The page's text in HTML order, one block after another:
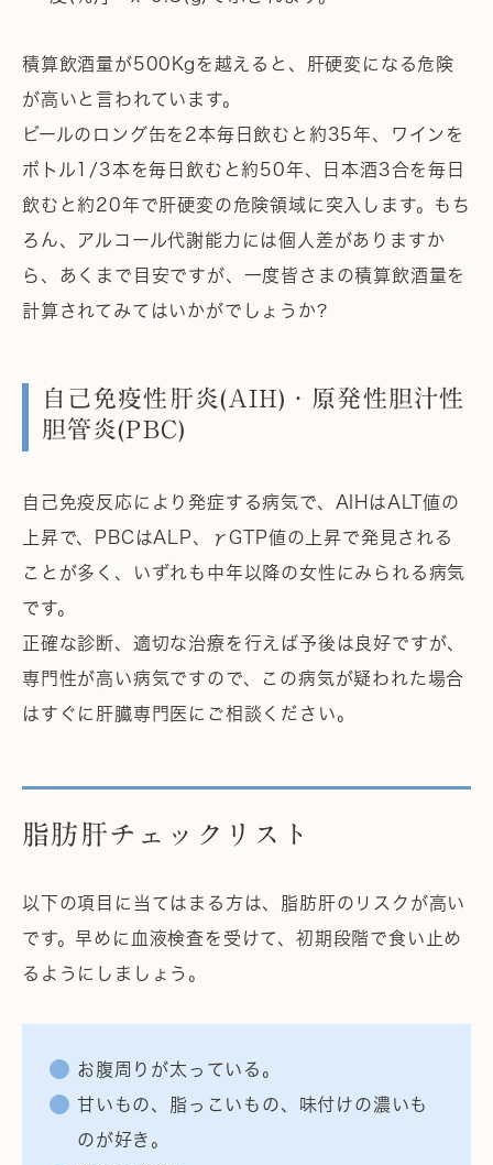
積算飲酒量が500Kgを越えると、肝硬変になる危険
が高いと言われています。
ビールのロング缶を2本毎日飲むと約35年、ワインを
ボトル1/3本を毎日飲むと約50年、日本酒3合を毎日
飲むと約20年で肝硬変の危険領域に突入します。もち
ろん、アルコール代謝能力には個人差がありますか
ら、あくまで目安ですが、一度皆さまの積算飲酒量を
計算されてみてはいかがでしょうか?
自己免疫性肝炎(AIH)・原発性胆汁性
胆管炎(PBC)
自己免疫反応により発症する病気で、AIHはALT値の
上昇で、PBCはALP、γGTP値の上昇で発見される
ことが多く、いずれも中年以降の女性にみられる病気
です。
正確な診断、適切な治療を行えば予後は良好ですが、
専門性が高い病気ですので、この病気が疑われた場合
はすぐに肝臓専門医にご相談ください。
脂肪肝チェックリスト
以下の項目に当てはまる方は、脂肪肝のリスクが高い
です。早めに血液検査を受けて、初期段階で食い止め
るようにしましょう。
お腹周りが太っている。
甘いもの、脂っこいもの、味付けの濃いも
のが好き。